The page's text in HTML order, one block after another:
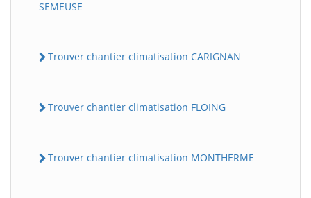
SEMEUSE
Trouver chantier climatisation CARIGNAN
Trouver chantier climatisation FLOING
Trouver chantier climatisation MONTHERME